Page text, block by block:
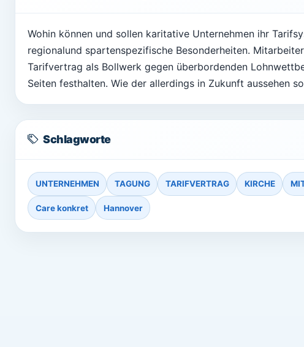
Wohin können und sollen karitative Unternehmen ihr
regionalund spartenspezifische Besonderheiten.
Tarifvertrag als Bollwerk gegen überbordenden
Seiten festhalten. Wie der allerdings in Zukunft aussehen
Schlagworte
UNTERNEHMEN TAGUNG TARIFVERTRAG KIRCHE
Care konkret Hannover